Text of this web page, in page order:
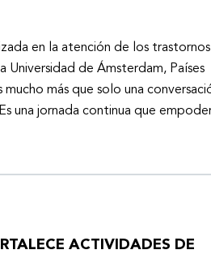
en la atención de los trastornos
de Ámsterdam, Países
más que solo una
una jornada continua que
ACTIVIDADES DE